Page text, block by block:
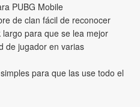
PUBG Mobile
de clan fácil de reconocer
para que se lea mejor
de jugador en varias
para que las use todo el